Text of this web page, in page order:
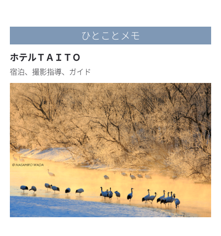
ひとことメモ
ホテルＴＡＩＴＯ
宿泊、撮影指導、ガイド